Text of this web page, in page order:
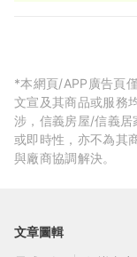
*本網頁/APP廣告頁
文宣及其商品或服務
涉，信義房屋/信義居
或即時性，亦不為其
與廠商協調解決。
文章圖輯